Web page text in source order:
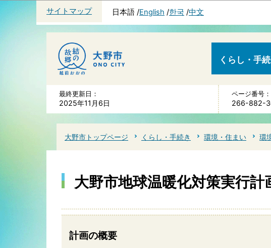
サイトマップ 日本語 English 한국 中文
くらし・手
最終更新日：
2025年11月6日
ページ番号：
266-882-
大野市トップページ くらし・手続き 環境・住まい 環
大野市地球温暖化対策実行計
計画の概要